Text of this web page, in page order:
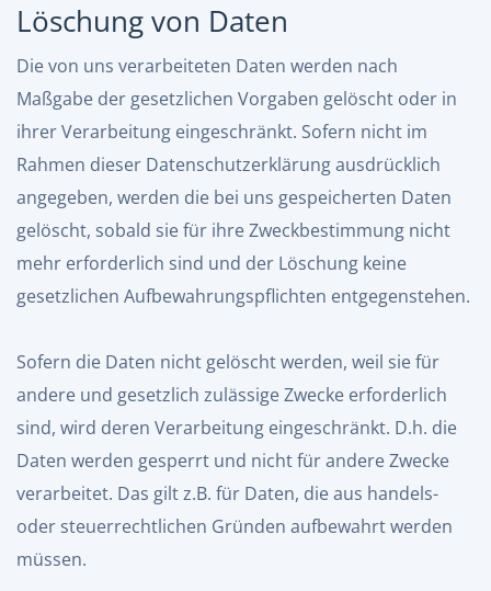
Löschung von Daten
Die von uns verarbeiteten Daten werden nach
Maßgabe der gesetzlichen Vorgaben gelöscht oder in
ihrer Verarbeitung eingeschränkt. Sofern nicht im
Rahmen dieser Datenschutzerklärung ausdrücklich
angegeben, werden die bei uns gespeicherten Daten
gelöscht, sobald sie für ihre Zweckbestimmung nicht
mehr erforderlich sind und der Löschung keine
gesetzlichen Aufbewahrungspflichten entgegenstehen.
Sofern die Daten nicht gelöscht werden, weil sie für
andere und gesetzlich zulässige Zwecke erforderlich
sind, wird deren Verarbeitung eingeschränkt. D.h. die
Daten werden gesperrt und nicht für andere Zwecke
verarbeitet. Das gilt z.B. für Daten, die aus handels-
oder steuerrechtlichen Gründen aufbewahrt werden
müssen.